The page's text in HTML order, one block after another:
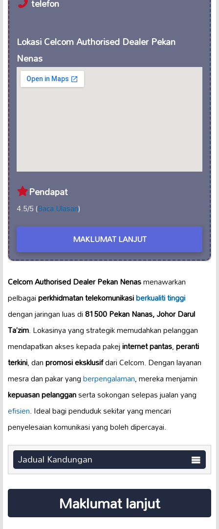
telefon
Lokasi Celcom Authorised Dealer Pekan
Nenas
Pendapat
4.5/5 (Baca Ulasan)
MAKLUMAT LANJUT
Celcom Authorised Dealer Pekan Nenasmenawarkan
pelbagaiperkhidmatan telekomunikasiberkualiti tinggi
dengan jaringan luas di81500 Pekan Nanas, Johor Darul
Ta’zim. Lokasinya yang strategik memudahkan pelanggan
mendapatkan akses kepada pakejinternet pantas,peranti
terkini, danpromosi eksklusifdari Celcom. Dengan layanan
mesra dan pakar yangberpengalaman, mereka menjamin
kepuasan pelangganserta sokongan selepas jualan yang
efisien. Ideal bagi penduduk sekitar yang mencari
penyelesaian komunikasi yang boleh dipercayai.
Jadual Kandungan
Maklumat lanjut